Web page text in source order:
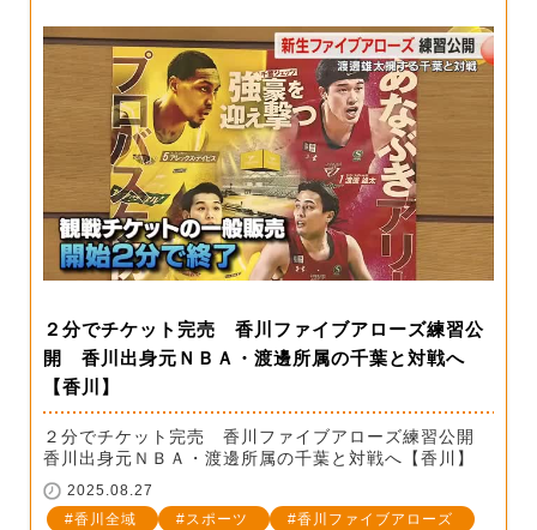
２分でチケット完売 香川ファイブアローズ練習公
開 香川出身元ＮＢＡ・渡邊所属の千葉と対戦へ
【香川】
２分でチケット完売 香川ファイブアローズ練習公開
香川出身元ＮＢＡ・渡邊所属の千葉と対戦へ【香川】
2025.08.27
香川全域
スポーツ 香川ファイブアローズ